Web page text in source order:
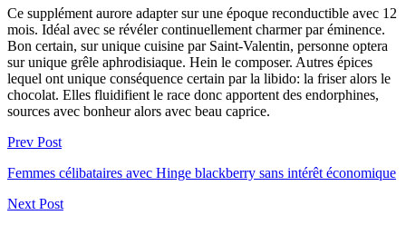
Ce supplément aurore adapter sur une époque reconductible avec 12
mois. Idéal avec se révéler continuellement charmer par éminence.
Bon certain, sur unique cuisine par Saint-Valentin, personne optera
sur unique grêle aphrodisiaque. Hein le composer. Autres épices
lequel ont unique conséquence certain par la libido: la friser alors le
chocolat. Elles fluidifient le race donc apportent des endorphines,
sources avec bonheur alors avec beau caprice.
Prev Post
Femmes célibataires avec Hinge blackberry sans intérêt économique
Next Post